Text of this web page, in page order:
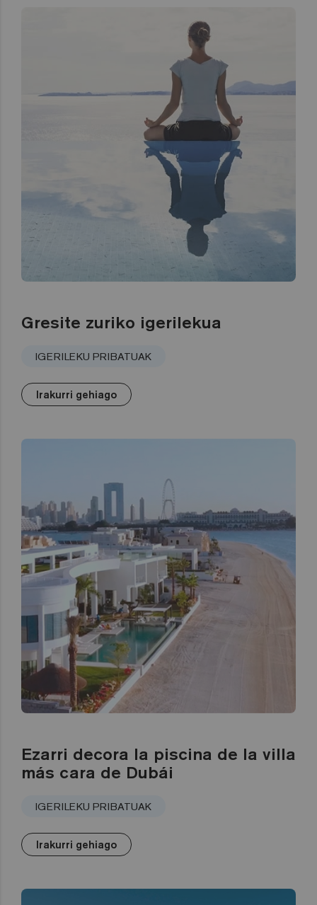
Gresite zuriko igerilekua
IGERILEKU PRIBATUAK
Irakurri gehiago
Ezarri decora la piscina de la villa
más cara de Dubái
IGERILEKU PRIBATUAK
Irakurri gehiago